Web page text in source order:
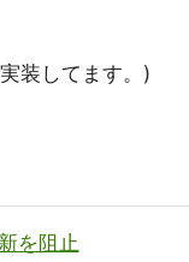
装してます。)
を阻止